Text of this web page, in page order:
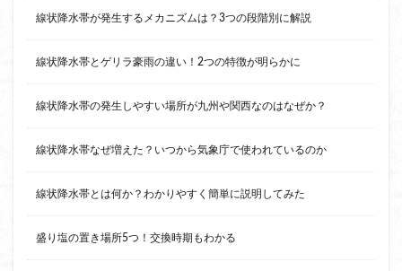
線状降水帯が発生するメカニズムは？3つの段階別に解説
線状降水帯とゲリラ豪雨の違い！2つの特徴が明らかに
線状降水帯の発生しやすい場所が九州や関西なのはなぜか？
線状降水帯なぜ増えた？いつから気象庁で使われているのか
線状降水帯とは何か？わかりやすく簡単に説明してみた
盛り塩の置き場所5つ！交換時期もわかる